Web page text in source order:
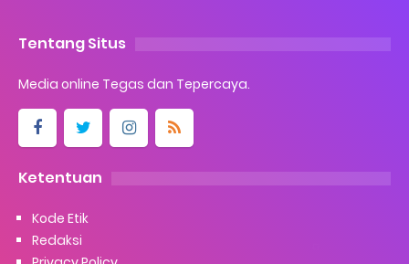
Tentang Situs
Media online Tegas dan Tepercaya.
Ketentuan
Kode Etik
Redaksi